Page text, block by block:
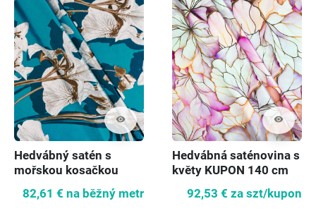
visibility
Hedvábný satén s
mořskou kosačkou
82,61 € na běžný metr
visibility
Hedvábná saténovina s
květy KUPON 140 cm
92,53 € za szt/kupon